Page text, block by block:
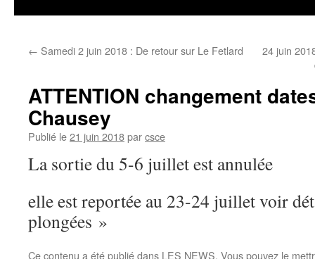
← Samedi 2 juin 2018 : De retour sur Le Fetlard
24 juin
ATTENTION changement
Chausey
Publié le21 juin 2018parcsce
La sortie du 5-6 juillet est annulée
elle est reportée au 23-24 juillet voir
plongées »
Ce contenu a été publié dans LES NEWS. Vous pouvez le